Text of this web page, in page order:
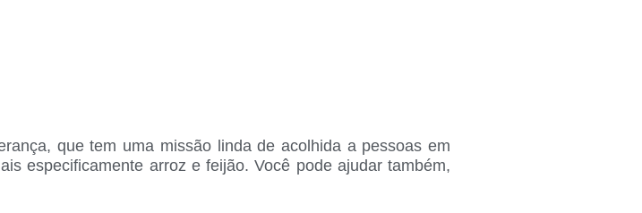
que tem uma missão linda de acolhida a pessoas em
especificamente arroz e feijão. Você pode ajudar também,